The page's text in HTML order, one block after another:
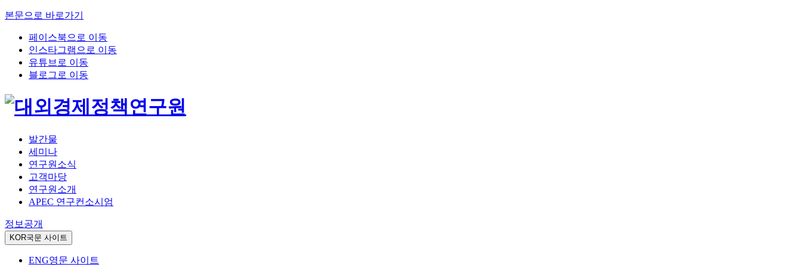
본문으로 바로가기
페이스북으로 이동
인스타그램으로 이동
유튜브로 이동
블로그로 이동
발간물
세미나
연구원소식
고객마당
연구원소개
APEC 연구컨소시엄
정보공개
KOR국문 사이트
ENG영문 사이트